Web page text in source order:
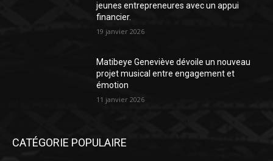
jeunes entrepreneures avec un appui
financier.
19 janvier 2026
Matibeye Geneviève dévoile un nouveau
projet musical entre engagement et
émotion
11 janvier 2026
CATÉGORIE POPULAIRE